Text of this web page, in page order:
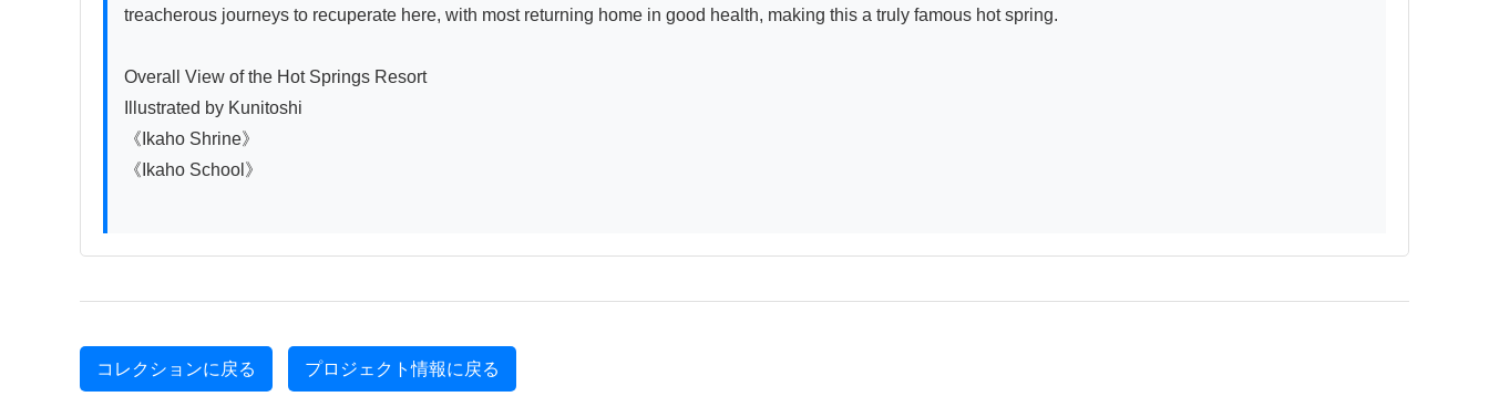
treacherous journeys to recuperate here, with most returning home in good health, making this a truly famous hot spring.
Overall View of the Hot Springs Resort
Illustrated by Kunitoshi
《Ikaho Shrine》
《Ikaho School》
コレクションに戻る プロジェクト情報に戻る